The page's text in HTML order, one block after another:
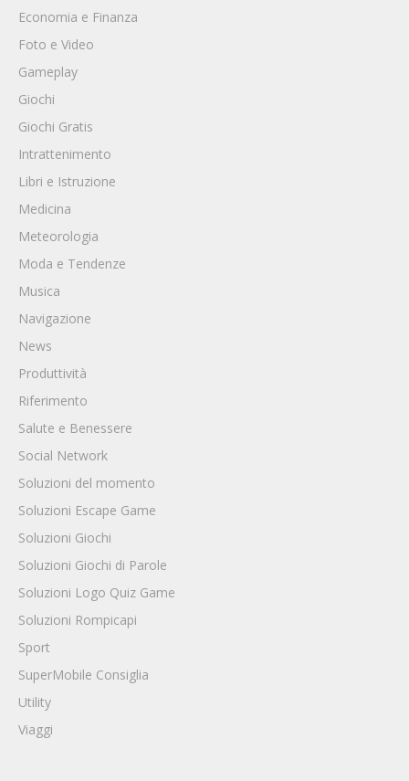
Economia e Finanza
Foto e Video
Gameplay
Giochi
Giochi Gratis
Intrattenimento
Libri e Istruzione
Medicina
Meteorologia
Moda e Tendenze
Musica
Navigazione
News
Produttività
Riferimento
Salute e Benessere
Social Network
Soluzioni del momento
Soluzioni Escape Game
Soluzioni Giochi
Soluzioni Giochi di Parole
Soluzioni Logo Quiz Game
Soluzioni Rompicapi
Sport
SuperMobile Consiglia
Utility
Viaggi